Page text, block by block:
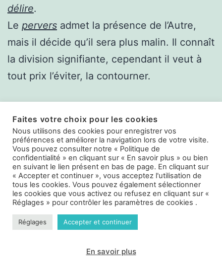
délire.
Le pervers admet la présence de l’Autre,
mais il décide qu’il sera plus malin. Il connaît
la division signifiante, cependant il veut à
tout prix l’éviter, la contourner.
Publié le9 février 2022
Par Vincent Lamareille
Catégorisé commeQuestions/réponses
Laisser un commentaire
Faites votre choix pour les cookies
Nous utilisons des cookies pour enregistrer vos
préférences et améliorer la navigation lors de votre visite.
Vous pouvez consulter notre « Politique de
confidentialité » en cliquant sur « En savoir plus » ou bien
en suivant le lien présent en bas de page. En cliquant sur
« Accepter et continuer », vous acceptez l'utilisation de
tous les cookies. Vous pouvez également sélectionner
les cookies que vous activez ou refusez en cliquant sur «
Réglages » pour contrôler les paramètres de cookies .
Réglages Accepter et continuer
En savoir plus